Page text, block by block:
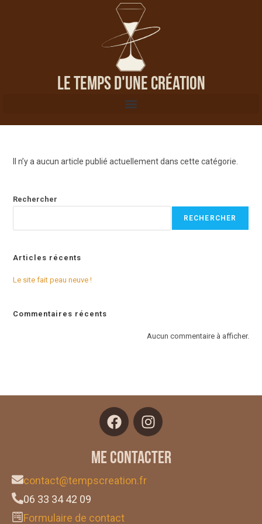
Le Temps d'une Création
Il n’y a aucun article publié actuellement dans cette catégorie.
Rechercher
RECHERCHER
Articles récents
Le site fait peau neuve !
Commentaires récents
Aucun commentaire à afficher.
Me contacter
contact@tempscreation.fr
06 33 34 42 09
Formulaire de contact